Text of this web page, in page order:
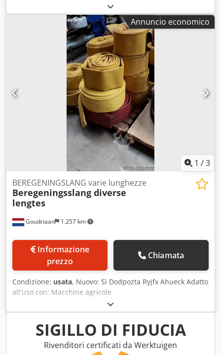
Annuncio economico
1 /3
Goudriaan 1.257 km
BEREGENINGSLANG varie lunghezze
Beregeningsslang diverse
lengtes
prezzo
Chiamata
Condizione: usata, Nuovo: Sì Dodpozta Ryjfx Ahueck Adatto
all'uso con: Macchine agricole
SIGILLO DI FIDUCIA
Rivenditori certificati da Werktuigen